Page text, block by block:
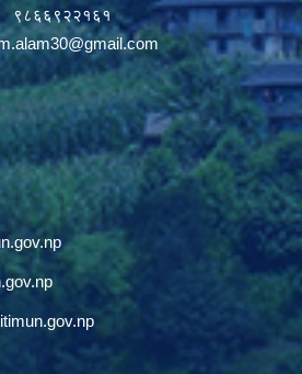
९८६६९२२१६१